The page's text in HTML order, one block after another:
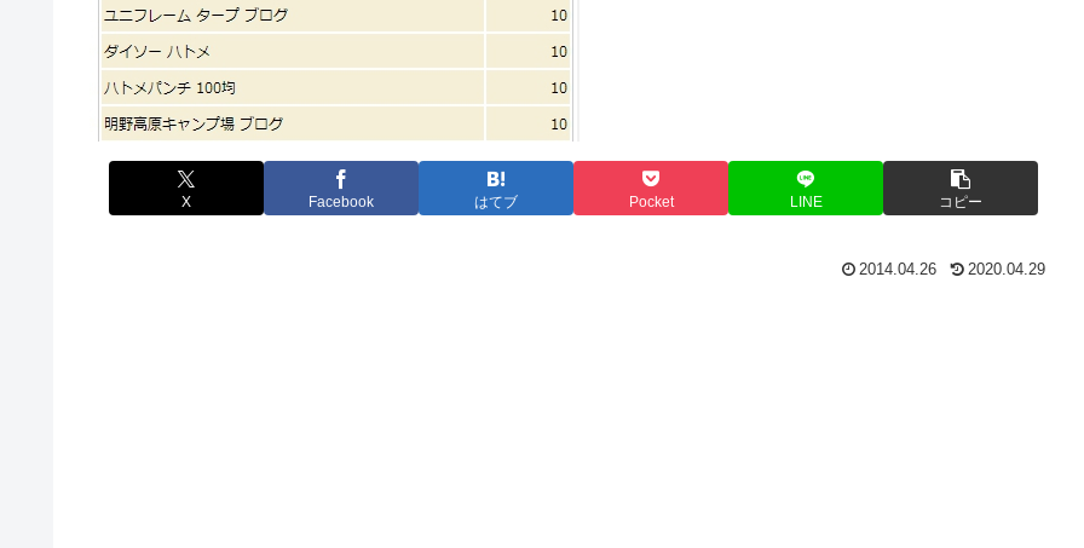
X Facebook はてブ Pocket LINE コピー
2014.04.26 2020.04.29